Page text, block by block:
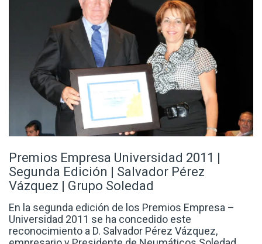
Premios Empresa Universidad 2011 |
Segunda Edición | Salvador Pérez
En la segunda edición de los Premios Empresa –
Universidad 2011 se ha concedido este
reconocimiento a D. Salvador Pérez Vázquez,
empresario y Presidente de Neumáticos Soledad,
del Grupo Soledad. Grupo Soledad surge en 1984
como una pequeña empresa familiar y en poco
tiempo se ha consolidad [...]